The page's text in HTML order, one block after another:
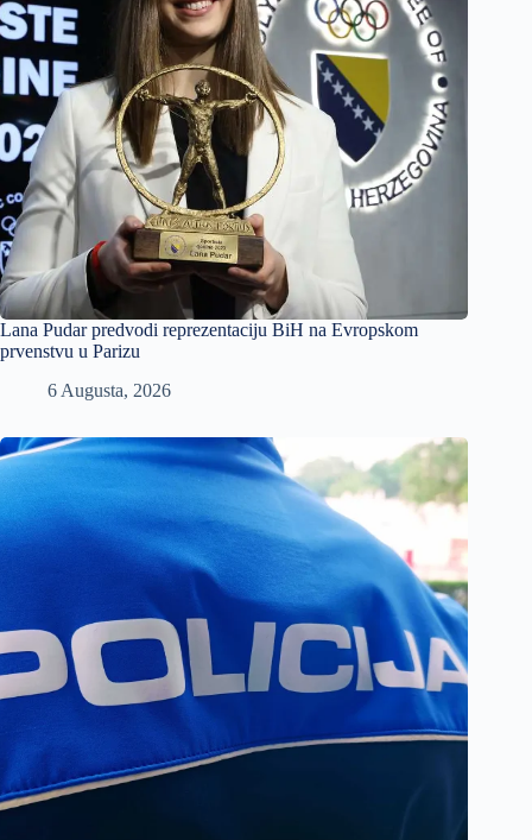
Lana Pudar predvodi reprezentaciju BiH na Evropskom
prvenstvu u Parizu
6 Augusta, 2026